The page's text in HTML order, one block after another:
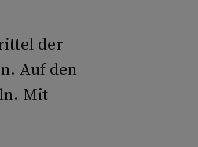
der
Auf den
Mit